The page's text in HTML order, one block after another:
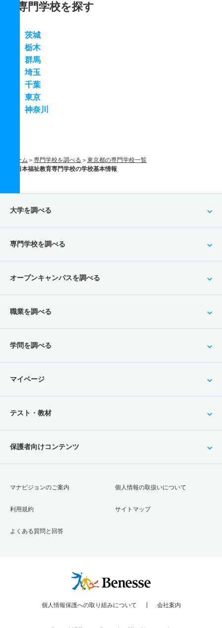
専門学校を探す
茨城
栃木
群馬
埼玉
千葉
東京
神奈川
ホーム 専門学校を調べる
東京都の専門学校一覧
日本福祉教育専門学校の学校基本情報
大学を調べる
専門学校を調べる
オープンキャンパスを調べる
職業を調べる
学問を調べる
マイページ
テスト・教材
保護者向けコンテンツ
マナビジョンのご案内
利用規約
よくある質問と回答
個人情報の取扱いについて
サイトマップ
個人情報保護への取り組みについて 会社案内